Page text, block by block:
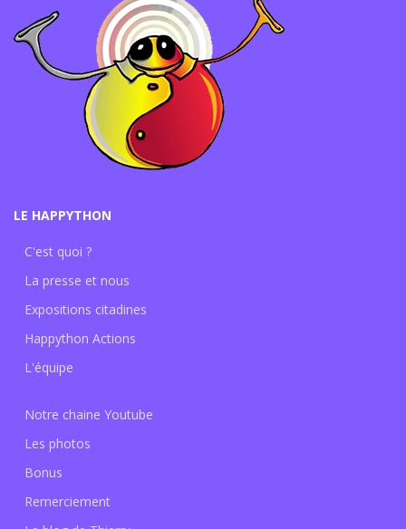
LE HAPPYTHON
C'est quoi ?
La presse et nous
Expositions citadines
Happython Actions
L'équipe
Notre chaine Youtube
Les photos
Bonus
Remerciement